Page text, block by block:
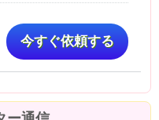
今すぐ依頼する